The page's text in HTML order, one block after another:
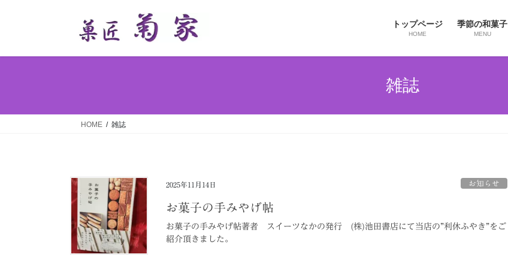
トップページ
HOME
季節の和菓子
MENU
雑誌
HOME 雑誌
2025年11月14日 お知らせ
お菓子の手みやげ帖
お菓子の手みやげ帖著者 スイーツなかの発行 (株)池田書店にて当店の”利休ふやき”をご
紹介頂きました。